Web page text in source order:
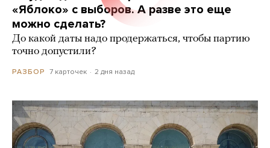
«Яблоко» с выборов. А разве это еще
можно сделать?
До какой даты надо продержаться, чтобы партию
точно допустили?
РАЗБОР 7 карточек 2 дня назад